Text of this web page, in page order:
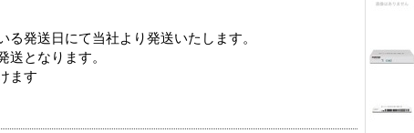
発送日にて当社より発送いたします。
となります。
ます